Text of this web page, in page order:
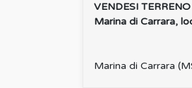
VENDESI
Marina di Carrara,
Marina di Carrara